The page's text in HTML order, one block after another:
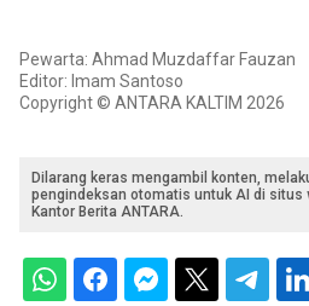
Pewarta: Ahmad Muzdaffar Fauzan
Editor: Imam Santoso
Copyright © ANTARA KALTIM 2026
Dilarang keras mengambil konten,
pengindeksan otomatis untuk AI di situs
Kantor Berita ANTARA.